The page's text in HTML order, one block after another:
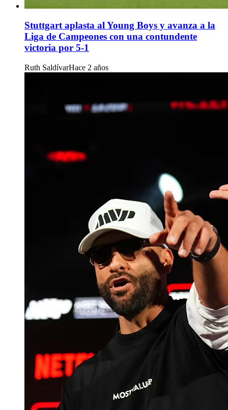
Stuttgart aplasta al Young Boys y avanza a la
Liga de Campeones con una contundente
victoria por 5-1
Ruth SaldívarHace 2 años